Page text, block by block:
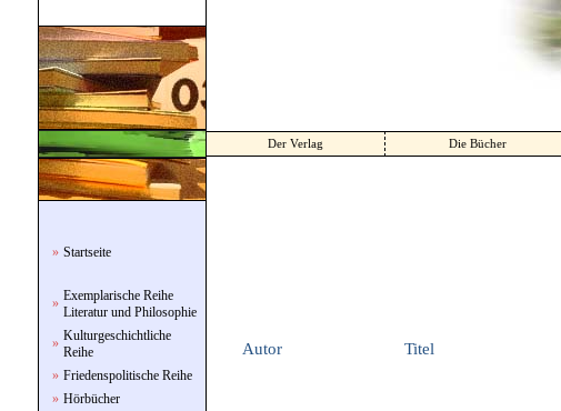
Der Verlag Die Bücher
» Startseite
» Exemplarische Reihe
Literatur und Philosophie
» Kulturgeschichtliche
Reihe
» Friedenspolitische Reihe
» Hörbücher
Autor Titel